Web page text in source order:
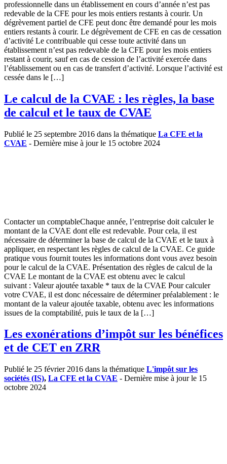
professionnelle dans un établissement en cours d’année n’est pas
redevable de la CFE pour les mois entiers restants à courir. Un
dégrèvement partiel de CFE peut donc être demandé pour les mois
entiers restants à courir. Le dégrèvement de CFE en cas de cessation
d’activité Le contribuable qui cesse toute activité dans un
établissement n’est pas redevable de la CFE pour les mois entiers
restant à courir, sauf en cas de cession de l’activité exercée dans
l’établissement ou en cas de transfert d’activité. Lorsque l’activité est
cessée dans le […]
Le calcul de la CVAE : les règles, la base
de calcul et le taux de CVAE
Publié le 25 septembre 2016 dans la thématique La CFE et la
CVAE - Dernière mise à jour le 15 octobre 2024
Contacter un comptableChaque année, l’entreprise doit calculer le
montant de la CVAE dont elle est redevable. Pour cela, il est
nécessaire de déterminer la base de calcul de la CVAE et le taux à
appliquer, en respectant les règles de calcul de la CVAE. Ce guide
pratique vous fournit toutes les informations dont vous avez besoin
pour le calcul de la CVAE. Présentation des règles de calcul de la
CVAE Le montant de la CVAE est obtenu avec le calcul
suivant : Valeur ajoutée taxable * taux de la CVAE Pour calculer
votre CVAE, il est donc nécessaire de déterminer préalablement : le
montant de la valeur ajoutée taxable, obtenu avec les informations
issues de la comptabilité, puis le taux de la […]
Les exonérations d’impôt sur les bénéfices
et de CET en ZRR
Publié le 25 février 2016 dans la thématique L'impôt sur les
sociétés (IS), La CFE et la CVAE - Dernière mise à jour le 15
octobre 2024